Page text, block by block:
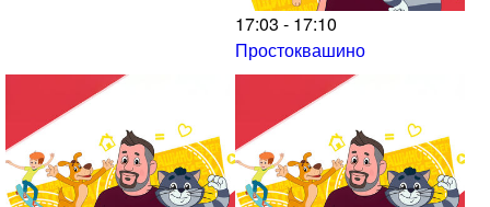
17:03 - 17:10
Простоквашино